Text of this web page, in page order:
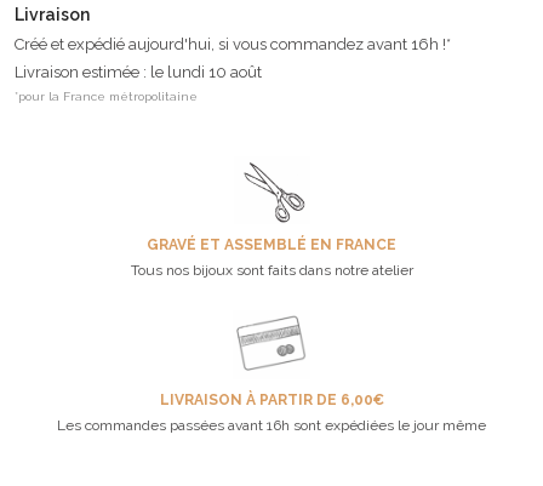
Livraison
Créé et expédié aujourd'hui, si vous commandez avant 16h !*
Livraison estimée : le lundi 10 août
*pour la France métropolitaine
GRAVÉ ET ASSEMBLÉ EN FRANCE
Tous nos bijoux sont faits dans notre atelier
LIVRAISON À PARTIR DE 6,00€
Les commandes passées avant 16h sont expédiées le jour même